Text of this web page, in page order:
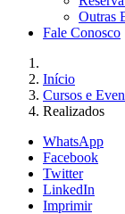
Outras
Fale Conosco
Início
Cursos e
Realizados
WhatsApp
Facebook
Twitter
LinkedIn
Imprimir